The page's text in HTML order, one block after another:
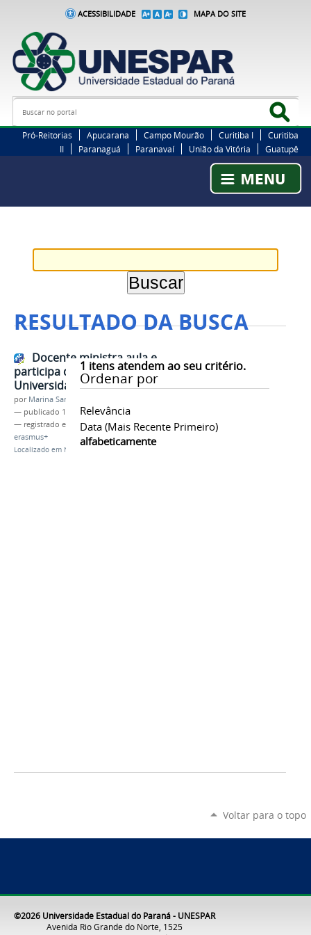
ACESSIBILIDADE MAPA DO SITE
Busca
Pró-Reitorias Apucarana Campo Mourão Curitiba I
Curitiba
II
Paranaguá Paranavaí União da Vitória Guatupê
RESULTADO DA BUSCA
1 itens atendem ao seu critério.
Ordenar por
Relevância
Data (mais Recente Primeiro)
alfabeticamente
Docente ministra aula e
participa de eventos em
Universidade da Turquia
por Marina Santos Daum
— publicado 17/06/2025
— registrado em:
internacionalização,turquia,
erasmus+
Localizado em Notícias
Voltar para o topo
©2026 Universidade Estadual do Paraná - UNESPAR
Avenida Rio Grande do Norte, 1525